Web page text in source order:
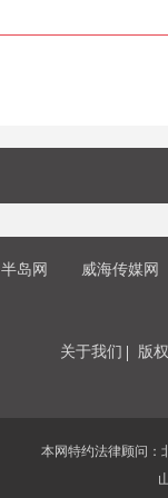
半岛网 威海传媒网
关于我们 版
本网特约法律顾问：